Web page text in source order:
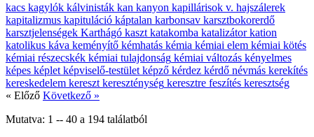
kacs kagylók kálvinisták kan kanyon kapillárisok v. hajszálerek
kapitalizmus kapituláció káptalan karbonsav karsztbokorerdő
karsztjelenségek Karthágó kaszt katakomba katalizátor kation
katolikus káva keményítő kémhatás kémia kémiai elem kémiai kötés
kémiai részecskék kémiai tulajdonság kémiai változás kényelmes
képes képlet képviselő-testület képző kérdez kérdő névmás kerekítés
kereskedelem kereszt kereszténység keresztre feszítés keresztség
« Előző Következő »
Mutatva: 1 -- 40 a 194 találatból